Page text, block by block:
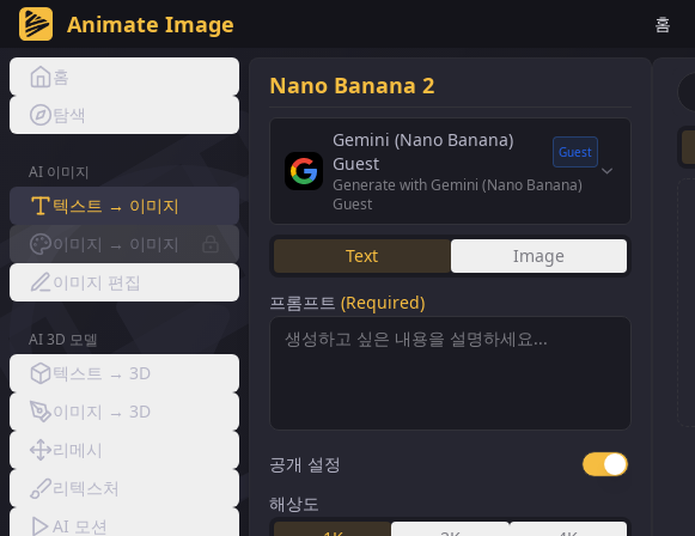
Animate Image 홈
홈
탐색
AI 이미지
텍스트 → 이미지
이미지 → 이미지
이미지 편집
AI 3D 모델
텍스트 → 3D
이미지 → 3D
리메시
리텍스처
AI 모션
Nano Banana 2
Gemini (Nano Banana)
Guest
Guest
Generate with Gemini (Nano Banana)
Guest
Text Image
프롬프트 (Required)
공개 설정
해상도